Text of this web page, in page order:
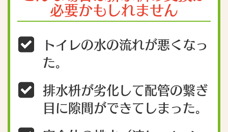
必要かもしれません
トイレの水の流れが悪くなっ
た。
排水枡が劣化して配管の繋ぎ
目に隙間ができてしまった。